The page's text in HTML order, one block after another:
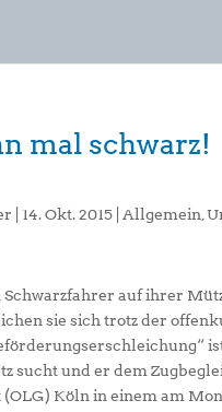
mal schwarz!
|14. Okt. 2015 Allgemein ,
Schwarzfahrer auf ihrer
sie sich trotz der
sucht und er dem
Köln in einem am